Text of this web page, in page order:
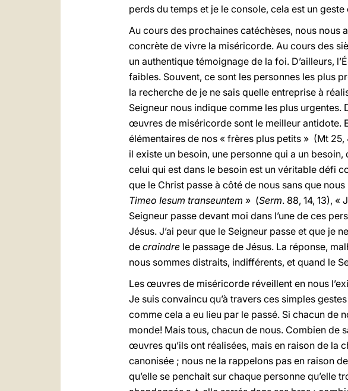
perds du temps et je le console, cela est un
Au cours des prochaines catéchèses, nous nous
concrète de vivre la miséricorde. Au cours des
un authentique témoignage de la foi. D’ailleurs,
faibles. Souvent, ce sont les personnes les plus
la recherche de je ne sais quelle entreprise à
Seigneur nous indique comme les plus urgentes.
œuvres de miséricorde sont le meilleur antidote.
élémentaires de nos « frères plus petits » (Mt
il existe un besoin, une personne qui a un
celui qui est dans le besoin est un véritable défi
que le Christ passe à côté de nous sans que
Timeo Iesum transeuntem » (Serm. 88, 14, 13), «
Seigneur passe devant moi dans l’une de ces
Jésus. J’ai peur que le Seigneur passe et que je
de craindre le passage de Jésus. La réponse,
nous sommes distraits, indifférents, et quand le
Les œuvres de miséricorde réveillent en nous
Je suis convaincu qu’à travers ces simples
comme cela a eu lieu par le passé. Si chacun de
monde! Mais tous, chacun de nous. Combien de
œuvres qu’ils ont réalisées, mais en raison de la
canonisée ; nous ne la rappelons pas en raison
qu’elle se penchait sur chaque personne qu’elle